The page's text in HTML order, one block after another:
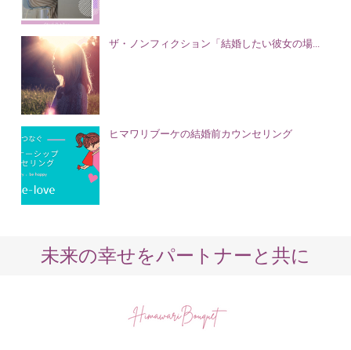
ザ・ノンフィクション「結婚したい彼女の場...
ヒマワリブーケの結婚前カウンセリング
未来の幸せをパートナーと共に